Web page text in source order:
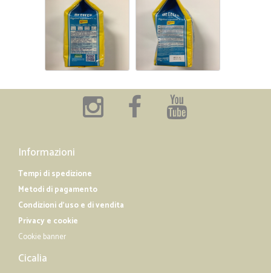
Informazioni
Tempi di spedizione
Metodi di pagamento
Condizioni d'uso e di vendita
Privacy e cookie
Cookie banner
Cicalia